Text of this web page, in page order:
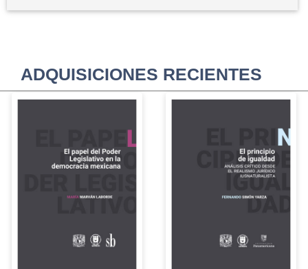
ADQUISICIONES RECIENTES